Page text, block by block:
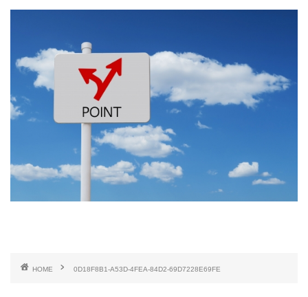
HOME 0D18F8B1-A53D-4FEA-84D2-69D7228E69FE